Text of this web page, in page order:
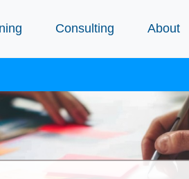
Consulting About